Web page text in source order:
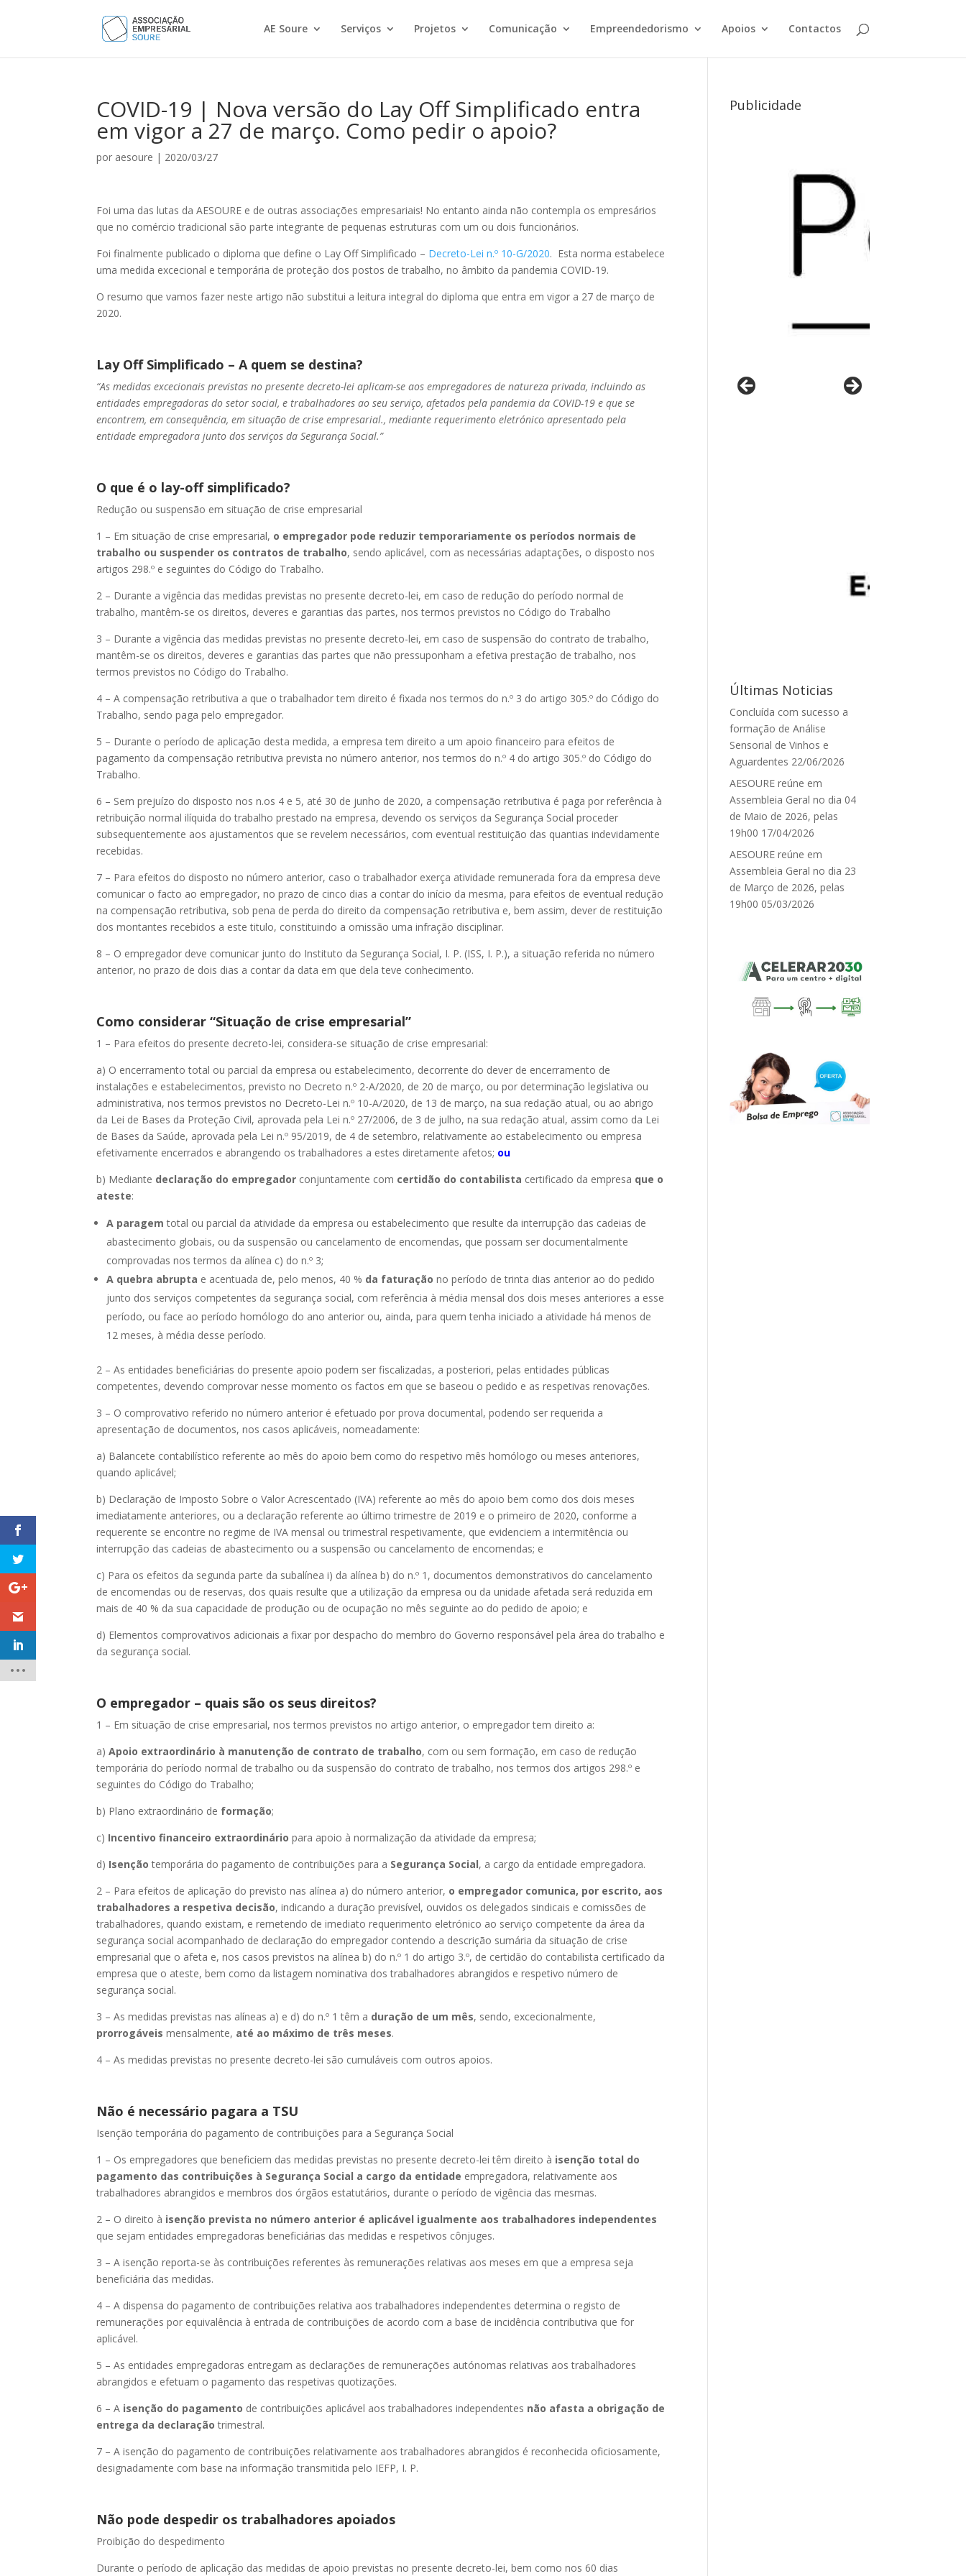
AE Soure Serviços Projetos Comunicação Empreendedorismo Apoios Contactos
COVID-19 | Nova versão do Lay Off Simplificado entra
em vigor a 27 de março. Como pedir o apoio?
por aesoure | 2020/03/27
Foi uma das lutas da AESOURE e de outras associações empresariais! No entanto ainda não contempla os empresários
que no comércio tradicional são parte integrante de pequenas estruturas com um ou dois funcionários.
Foi finalmente publicado o diploma que define o Lay Off Simplificado – Decreto-Lei n.º 10-G/2020. Esta norma estabelece
uma medida excecional e temporária de proteção dos postos de trabalho, no âmbito da pandemia COVID-19.
O resumo que vamos fazer neste artigo não substitui a leitura integral do diploma que entra em vigor a 27 de março de
2020.
Lay Off Simplificado – A quem se destina?
“As medidas excecionais previstas no presente decreto-lei aplicam-se aos empregadores de natureza privada, incluindo as
entidades empregadoras do setor social, e trabalhadores ao seu serviço, afetados pela pandemia da COVID-19 e que se
encontrem, em consequência, em situação de crise empresarial., mediante requerimento eletrónico apresentado pela
entidade empregadora junto dos serviços da Segurança Social.”
O que é o lay-off simplificado?
Redução ou suspensão em situação de crise empresarial
1 – Em situação de crise empresarial, o empregador pode reduzir temporariamente os períodos normais de
trabalho ou suspender os contratos de trabalho, sendo aplicável, com as necessárias adaptações, o disposto nos
artigos 298.º e seguintes do Código do Trabalho.
2 – Durante a vigência das medidas previstas no presente decreto-lei, em caso de redução do período normal de
trabalho, mantêm-se os direitos, deveres e garantias das partes, nos termos previstos no Código do Trabalho
3 – Durante a vigência das medidas previstas no presente decreto-lei, em caso de suspensão do contrato de trabalho,
mantêm-se os direitos, deveres e garantias das partes que não pressuponham a efetiva prestação de trabalho, nos
termos previstos no Código do Trabalho.
4 – A compensação retributiva a que o trabalhador tem direito é fixada nos termos do n.º 3 do artigo 305.º do Código do
Trabalho, sendo paga pelo empregador.
5 – Durante o período de aplicação desta medida, a empresa tem direito a um apoio financeiro para efeitos de
pagamento da compensação retributiva prevista no número anterior, nos termos do n.º 4 do artigo 305.º do Código do
Trabalho.
6 – Sem prejuízo do disposto nos n.os 4 e 5, até 30 de junho de 2020, a compensação retributiva é paga por referência à
retribuição normal ilíquida do trabalho prestado na empresa, devendo os serviços da Segurança Social proceder
subsequentemente aos ajustamentos que se revelem necessários, com eventual restituição das quantias indevidamente
recebidas.
7 – Para efeitos do disposto no número anterior, caso o trabalhador exerça atividade remunerada fora da empresa deve
comunicar o facto ao empregador, no prazo de cinco dias a contar do início da mesma, para efeitos de eventual redução
na compensação retributiva, sob pena de perda do direito da compensação retributiva e, bem assim, dever de restituição
dos montantes recebidos a este titulo, constituindo a omissão uma infração disciplinar.
8 – O empregador deve comunicar junto do Instituto da Segurança Social, I. P. (ISS, I. P.), a situação referida no número
anterior, no prazo de dois dias a contar da data em que dela teve conhecimento.
Como considerar “Situação de crise empresarial”
1 – Para efeitos do presente decreto-lei, considera-se situação de crise empresarial:
a) O encerramento total ou parcial da empresa ou estabelecimento, decorrente do dever de encerramento de
instalações e estabelecimentos, previsto no Decreto n.º 2-A/2020, de 20 de março, ou por determinação legislativa ou
administrativa, nos termos previstos no Decreto-Lei n.º 10-A/2020, de 13 de março, na sua redação atual, ou ao abrigo
da Lei de Bases da Proteção Civil, aprovada pela Lei n.º 27/2006, de 3 de julho, na sua redação atual, assim como da Lei
de Bases da Saúde, aprovada pela Lei n.º 95/2019, de 4 de setembro, relativamente ao estabelecimento ou empresa
efetivamente encerrados e abrangendo os trabalhadores a estes diretamente afetos; ou
b) Mediante declaração do empregador conjuntamente com certidão do contabilista certificado da empresa que o
ateste:
A paragemtotal ou parcial da atividade da empresa ou estabelecimento que resulte da interrupção das cadeias de
abastecimento globais, ou da suspensão ou cancelamento de encomendas, que possam ser documentalmente
comprovadas nos termos da alínea c) do n.º 3;
A quebra abrupta e acentuada de, pelo menos, 40 % da faturação no período de trinta dias anterior ao do pedido
junto dos serviços competentes da segurança social, com referência à média mensal dos dois meses anteriores a esse
período, ou face ao período homólogo do ano anterior ou, ainda, para quem tenha iniciado a atividade há menos de
12 meses, à média desse período.
2 – As entidades beneficiárias do presente apoio podem ser fiscalizadas, a posteriori, pelas entidades públicas
competentes, devendo comprovar nesse momento os factos em que se baseou o pedido e as respetivas renovações.
3 – O comprovativo referido no número anterior é efetuado por prova documental, podendo ser requerida a
apresentação de documentos, nos casos aplicáveis, nomeadamente:
a) Balancete contabilístico referente ao mês do apoio bem como do respetivo mês homólogo ou meses anteriores,
quando aplicável;
b) Declaração de Imposto Sobre o Valor Acrescentado (IVA) referente ao mês do apoio bem como dos dois meses
imediatamente anteriores, ou a declaração referente ao último trimestre de 2019 e o primeiro de 2020, conforme a
requerente se encontre no regime de IVA mensal ou trimestral respetivamente, que evidenciem a intermitência ou
interrupção das cadeias de abastecimento ou a suspensão ou cancelamento de encomendas; e
c) Para os efeitos da segunda parte da subalínea i) da alínea b) do n.º 1, documentos demonstrativos do cancelamento
de encomendas ou de reservas, dos quais resulte que a utilização da empresa ou da unidade afetada será reduzida em
mais de 40 % da sua capacidade de produção ou de ocupação no mês seguinte ao do pedido de apoio; e
d) Elementos comprovativos adicionais a fixar por despacho do membro do Governo responsável pela área do trabalho e
da segurança social.
O empregador – quais são os seus direitos?
1 – Em situação de crise empresarial, nos termos previstos no artigo anterior, o empregador tem direito a:
a)Apoio extraordinário à manutenção de contrato de trabalho, com ou sem formação, em caso de redução
temporária do período normal de trabalho ou da suspensão do contrato de trabalho, nos termos dos artigos 298.º e
seguintes do Código do Trabalho;
b) Plano extraordinário de formação;
c) Incentivo financeiro extraordinário para apoio à normalização da atividade da empresa;
d) Isençãotemporária do pagamento de contribuições para a Segurança Social, a cargo da entidade empregadora.
2 – Para efeitos de aplicação do previsto nas alínea a) do número anterior, o empregador comunica, por escrito, aos
trabalhadores a respetiva decisão, indicando a duração previsível, ouvidos os delegados sindicais e comissões de
trabalhadores, quando existam, e remetendo de imediato requerimento eletrónico ao serviço competente da área da
segurança social acompanhado de declaração do empregador contendo a descrição sumária da situação de crise
empresarial que o afeta e, nos casos previstos na alínea b) do n.º 1 do artigo 3.º, de certidão do contabilista certificado da
empresa que o ateste, bem como da listagem nominativa dos trabalhadores abrangidos e respetivo número de
segurança social.
3 – As medidas previstas nas alíneas a) e d) do n.º 1 têm a duração de um mês, sendo, excecionalmente,
prorrogáveis mensalmente, até ao máximo de três meses.
4 – As medidas previstas no presente decreto-lei são cumuláveis com outros apoios.
Não é necessário pagara a TSU
Isenção temporária do pagamento de contribuições para a Segurança Social
1 – Os empregadores que beneficiem das medidas previstas no presente decreto-lei têm direito à isenção total do
pagamento das contribuições à Segurança Social a cargo da entidade empregadora, relativamente aos
trabalhadores abrangidos e membros dos órgãos estatutários, durante o período de vigência das mesmas.
2 – O direito à isenção prevista no número anterior é aplicável igualmente aos trabalhadores independentes
que sejam entidades empregadoras beneficiárias das medidas e respetivos cônjuges.
3 – A isenção reporta-se às contribuições referentes às remunerações relativas aos meses em que a empresa seja
beneficiária das medidas.
4 – A dispensa do pagamento de contribuições relativa aos trabalhadores independentes determina o registo de
remunerações por equivalência à entrada de contribuições de acordo com a base de incidência contributiva que for
aplicável.
5 – As entidades empregadoras entregam as declarações de remunerações autónomas relativas aos trabalhadores
abrangidos e efetuam o pagamento das respetivas quotizações.
6 – A isenção do pagamento de contribuições aplicável aos trabalhadores independentes não afasta a obrigação de
entrega da declaraçãotrimestral.
7 – A isenção do pagamento de contribuições relativamente aos trabalhadores abrangidos é reconhecida oficiosamente,
designadamente com base na informação transmitida pelo IEFP, I. P.
Não pode despedir os trabalhadores apoiados
Proibição do despedimento
Durante o período de aplicação das medidas de apoio previstas no presente decreto-lei, bem como nos 60 dias
Publicidade
Últimas Noticias
Concluída com sucesso a
formação de Análise
Sensorial de Vinhos e
Aguardentes 22/06/2026
AESOURE reúne em
Assembleia Geral no dia 04
de Maio de 2026, pelas
19h00 17/04/2026
AESOURE reúne em
Assembleia Geral no dia 23
de Março de 2026, pelas
19h00 05/03/2026